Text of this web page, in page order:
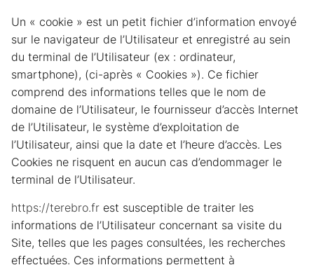
Un « cookie » est un petit fichier d’information envoyé
sur le navigateur de l’Utilisateur et enregistré au sein
du terminal de l’Utilisateur (ex : ordinateur,
smartphone), (ci-après « Cookies »). Ce fichier
comprend des informations telles que le nom de
domaine de l’Utilisateur, le fournisseur d’accès Internet
de l’Utilisateur, le système d’exploitation de
l’Utilisateur, ainsi que la date et l’heure d’accès. Les
Cookies ne risquent en aucun cas d’endommager le
terminal de l’Utilisateur.
https://terebro.fr est susceptible de traiter les
informations de l’Utilisateur concernant sa visite du
Site, telles que les pages consultées, les recherches
effectuées. Ces informations permettent à